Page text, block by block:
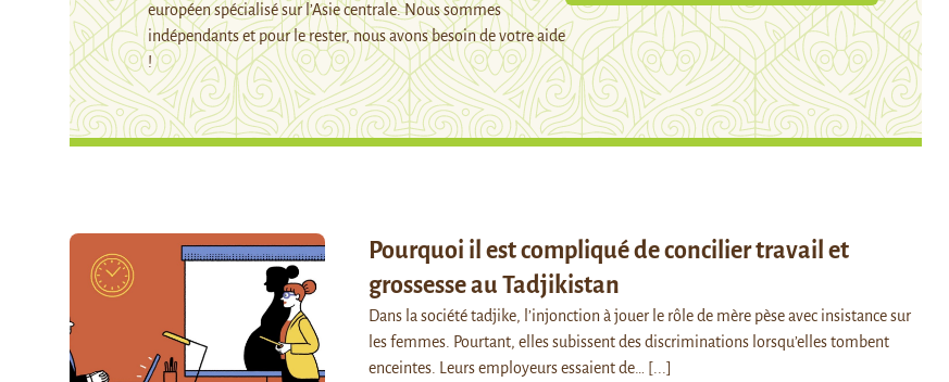
européen spécialisé sur l’Asie centrale. Nous sommes
indépendants et pour le rester, nous avons besoin de votre aide
!
Pourquoi il est compliqué de concilier travail et
grossesse au Tadjikistan
Dans la société tadjike, l’injonction à jouer le rôle de mère pèse avec insistance sur
les femmes. Pourtant, elles subissent des discriminations lorsqu’elles tombent
enceintes. Leurs employeurs essaient de…
[...]